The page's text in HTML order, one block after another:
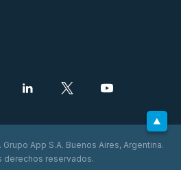
App S.A. Buenos Aires, Argentina.
derechos reservados.